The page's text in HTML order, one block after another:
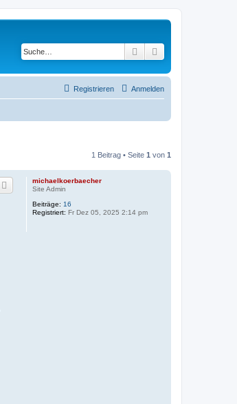
Suche
Anmelden
Registrieren
1 Beitrag • Seite 1 von 1
michaelkoerbaecher
Site Admin
Beiträge: 16
Registriert: Fr Dez 05, 2025 2:14 pm